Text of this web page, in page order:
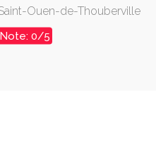
Ouen-de-Thouberville
Note: 0/5